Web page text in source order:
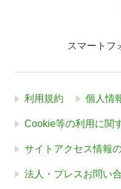
スマートフ
利用規約 個人情
Cookie等の利用に関
サイトアクセス情報
法人・プレスお問い